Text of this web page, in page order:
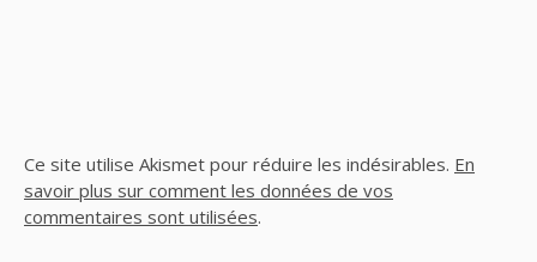
Ce site utilise Akismet pour réduire les indésirables. En
savoir plus sur comment les données de vos
commentaires sont utilisées.